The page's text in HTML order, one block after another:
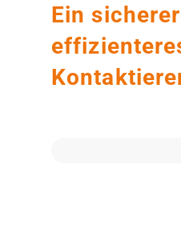
Ein